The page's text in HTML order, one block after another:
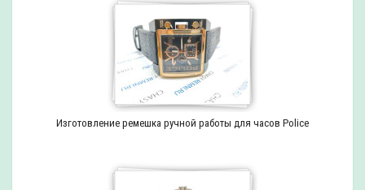
Изготовление ремешка ручной работы для часов Police